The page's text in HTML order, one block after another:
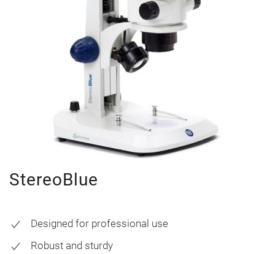
StereoBlue
Designed for professional use
Robust and sturdy